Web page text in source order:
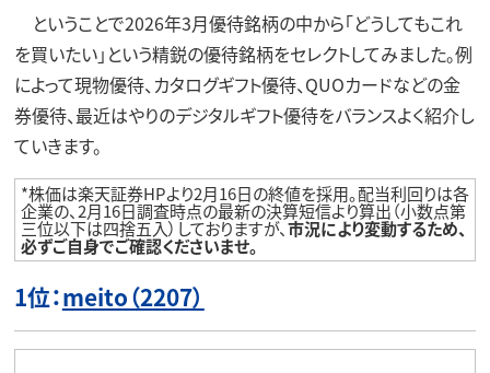
ということで2026年3月優待銘柄の中から「どうしてもこれ
を買いたい」という精鋭の優待銘柄をセレクトしてみました。例
によって現物優待、カタログギフト優待、QUOカードなどの金
券優待、最近はやりのデジタルギフト優待をバランスよく紹介し
ていきます。
*株価は楽天証券HPより2月16日の終値を採用。配当利回りは各
企業の、2月16日調査時点の最新の決算短信より算出（小数点第
三位以下は四捨五入）しておりますが、市況により変動するため、
必ずご自身でご確認くださいませ。
1位：meito（2207）